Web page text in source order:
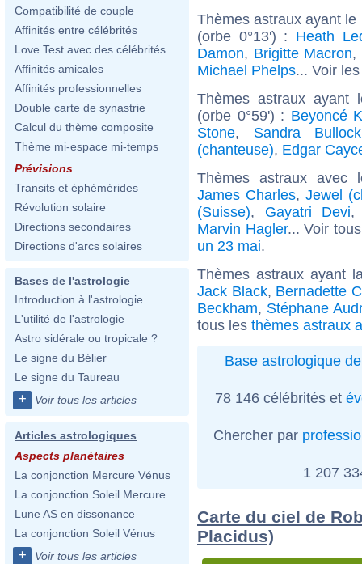
Compatibilité de couple
Affinités entre célébrités
Love Test avec des célébrités
Affinités amicales
Affinités professionnelles
Double carte de synastrie
Calcul du thème composite
Thème mi-espace mi-temps
Prévisions
Transits et éphémérides
Révolution solaire
Directions secondaires
Directions d'arcs solaires
Bases de l'astrologie
Introduction à l'astrologie
L'utilité de l'astrologie
Astro sidérale ou tropicale ?
Le signe du Bélier
Le signe du Taureau
+ Voir tous les articles
Articles astrologiques
Aspects planétaires
La conjonction Mercure Vénus
La conjonction Soleil Mercure
Lune AS en dissonance
La conjonction Soleil Vénus
+ Voir tous les articles
Thèmes astraux ayant
(orbe 0°13') : Heath
Damon, Brigitte Macron,
Michael Phelps... Voir
Thèmes astraux ayant
(orbe 0°59') : Beyoncé
Stone, Sandra Bullock
(chanteuse), Edgar
Thèmes astraux
James Charles, Jewel
(Suisse), Gayatri Devi
Marvin Hagler... Voir
un 23 mai.
Thèmes astraux ayant
Jack Black, Bernadette
Beckham, Stéphane
tous les thèmes astraux
Base astrologique
78 146 célébrités et
Chercher par
1 207
Carte du ciel de
Placidus)